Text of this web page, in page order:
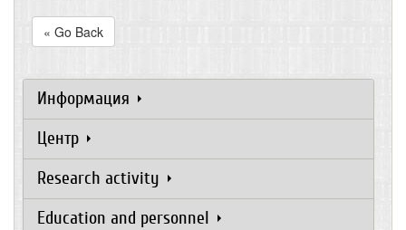
« Go Back
Информация
Центр
Research activity
Education and personnel